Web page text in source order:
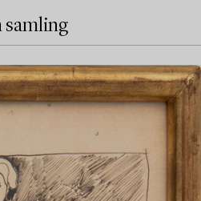
samling